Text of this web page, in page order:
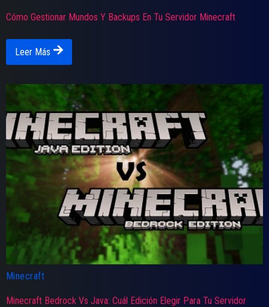
Cómo Gestionar Mundos Y Backups En Tu Servidor Minecraft
Leer Más
Minecraft
Minecraft Bedrock Vs Java: Cuál Edición Elegir Para Tu Servidor